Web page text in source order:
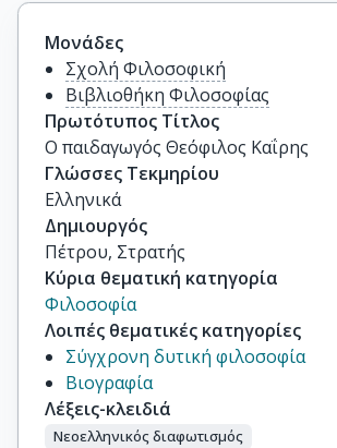
Μονάδες
Σχολή Φιλοσοφική
Βιβλιοθήκη Φιλοσοφίας
Πρωτότυπος Τίτλος
Ο παιδαγωγός Θεόφιλος Καΐρης
Γλώσσες Τεκμηρίου
Ελληνικά
Δημιουργός
Πέτρου, Στρατής
Κύρια θεματική κατηγορία
Φιλοσοφία
Λοιπές θεματικές κατηγορίες
Σύγχρονη δυτική φιλοσοφία
Βιογραφία
Λέξεις-κλειδιά
Νεοελληνικός διαφωτισμός